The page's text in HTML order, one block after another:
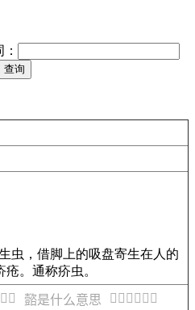
虫，借脚上的吸盘寄生在人的
。通称疥虫。
思 𡄻是什么意思
𡄼是什么意思